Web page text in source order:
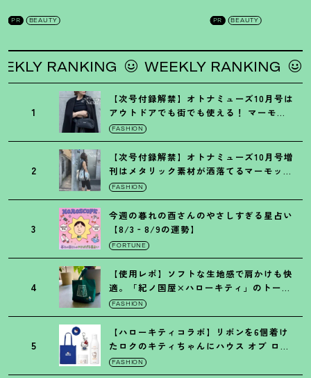
PR BEAUTY PR BEAUTY
RANKING WEEKLY RANKING
1
【次号付録解禁】オトナミューズ10月号は
アウトドアでも街でも使える ！ マーモッ
トの黒ショルダー
FASHION
2
【次号付録解禁】オトナミューズ10月号増
刊はメタリック素材が洒落てるマーモット
の保冷バッグ
FASHION
3
今週の暮れの酉さんのやさしすぎる星占い
【8/3‐8/9の運勢】
FORTUNE
4
【使用レポ】ソフトな生地感で肩かけも快
適。「紀ノ国屋×ハローキティ」のトート
がガシガシ使えて最高です
FASHION
5
【ハローキティコラボ】リボンを6個着け
たロクのキティちゃんにハウス オブ ロー
ゼの限定パケも
FASHION